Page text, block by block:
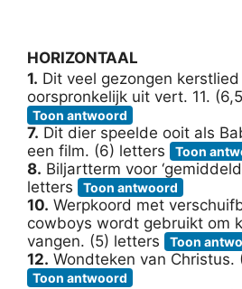
HORIZONTAAL
1. Dit veel gezongen
oorspronkelijk uit vert. 11.
Toon antwoord
7. Dit dier speelde ooit als
een film. (6) letters
Toon
8. Biljartterm voor
letters
Toon antwoord
10. Werpkoord met
cowboys wordt gebruikt om
vangen. (5) letters
Toon
12. Wondteken van Christus.
Toon antwoord